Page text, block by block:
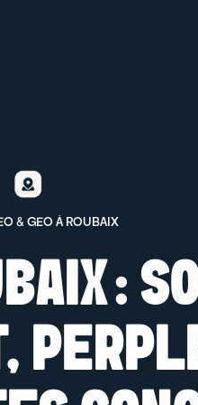
& GEO À ROUBAIX
: